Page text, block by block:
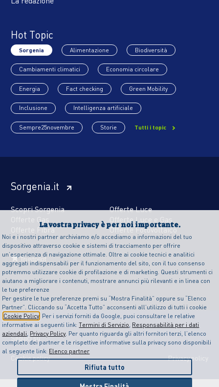
La vostra privacy è per noi importante.
Noi e i nostri partner archiviamo e/o accediamo a informazioni del tuo
dispositivo attraverso cookie e sistemi di tracciamento per offrire
un’esperienza di navigazione ottimale. Oltre ai cookie tecnici e analitici
aggregati indispensabili per il funzionamento del sito, con il tuo consenso
potremmo utilizzare cookie di profilazione e di marketing. Questi strumenti ci
aiutano a migliorare i contenuti, mostrare annunci più rilevanti e in linea con
le tue preferenze
Per gestire le tue preferenze premi su “Mostra Finalità” oppure su “Elenco
Partner”. Cliccando su “Accetta Tutto” acconsenti all’utilizzo di tutti i cookie
Cookie Policy . Per i servizi forniti da Google, puoi consultare le relative
informative ai seguenti link:Termini di Servizio, Responsabilità per i dati
aziendali, Privacy Policy. Per quanto riguarda gli altri fornitori terzi, l’elenco
completo dei partner e le rispettive informative sulla privacy sono disponibili
al seguente link: Elenco partner
Rifiuta tutto
Hot Topic
Sorgenia Alimentazione Biodiversità
Cambiamenti climatici Economia circolare
Energia Fact checking Green Mobility
Inclusione Intelligenza artificiale
Sempre25novembre Storie Tutti i topic
Sorgenia.it
Scopri Sorgenia
Offerte Luce
Offerte Gas
Offerte Luce e Gas
Offerte Fibra
Offerte Fotovoltaico
Seguici su
Cookie policy Privacy policy